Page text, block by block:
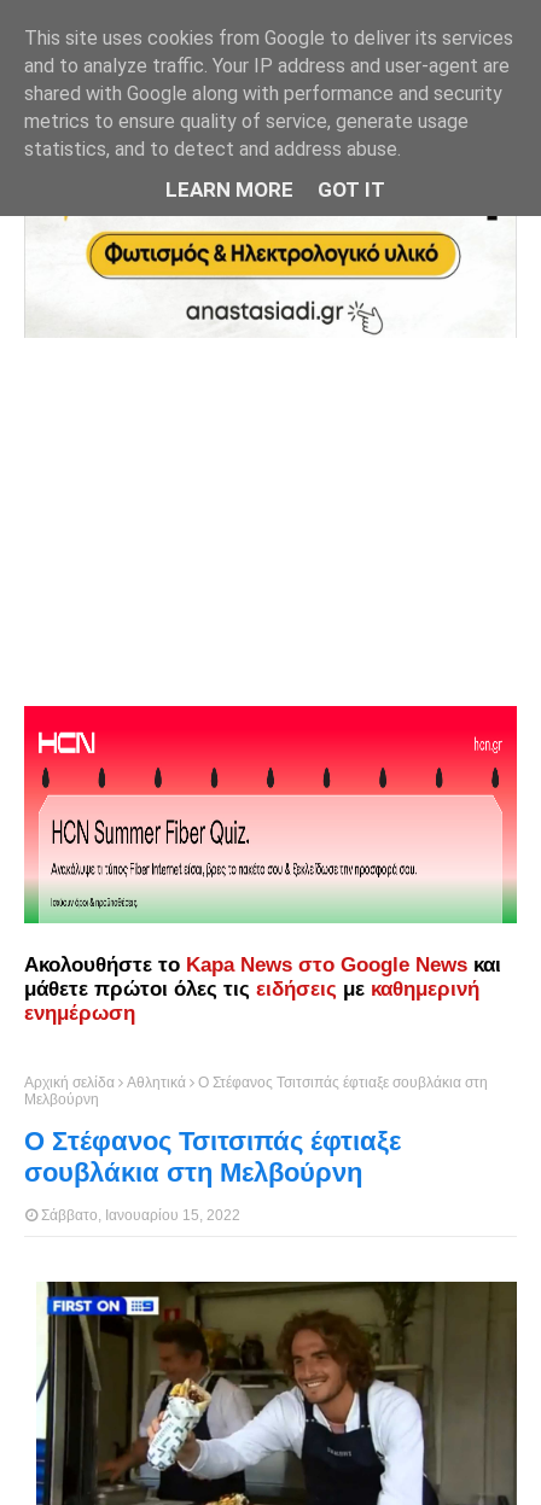
Ακολουθήστε το Kapa News στο Google News και
μάθετε πρώτοι όλες τις ειδήσεις με καθημερινή
ενημέρωση
Αρχική σελίδα Αθλητικά
Ο Στέφανος Τσιτσιπάς έφτιαξε σουβλάκια στη
Μελβούρνη
Ο Στέφανος Τσιτσιπάς έφτιαξε
σουβλάκια στη Μελβούρνη
Σάββατο, Ιανουαρίου 15, 2022
This site uses cookies from Google to deliver its services
and to analyze traffic. Your IP address and user-agent are
shared with Google along with performance and security
metrics to ensure quality of service, generate usage
statistics, and to detect and address abuse.
LEARN MORE GOT IT